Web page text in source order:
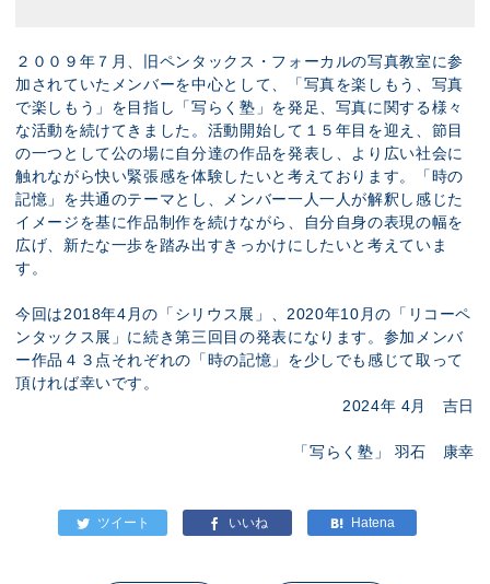
２００９年７月、旧ペンタックス・フォーカルの写真教室に参
加されていたメンバーを中心として、「写真を楽しもう、写真
で楽しもう」を目指し「写らく塾」を発足、写真に関する様々
な活動を続けてきました。活動開始して１５年目を迎え、節目
の一つとして公の場に自分達の作品を発表し、より広い社会に
触れながら快い緊張感を体験したいと考えております。「時の
記憶」を共通のテーマとし、メンバー一人一人が解釈し感じた
イメージを基に作品制作を続けながら、自分自身の表現の幅を
広げ、新たな一歩を踏み出すきっかけにしたいと考えていま
す。
今回は2018年4月の「シリウス展」、2020年10月の「リコーペ
ンタックス展」に続き第三回目の発表になります。参加メンバ
ー作品４３点それぞれの「時の記憶」を少しでも感じて取って
頂ければ幸いです。
2024年 4月 吉日
「写らく塾」 羽石 康幸